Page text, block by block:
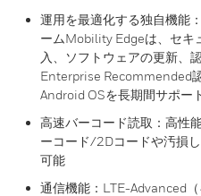
運用を最適化する独自機能
ームMobility Edgeは、セキ
入、ソフトウェアの更新、
Enterprise Recommended
Android OSを長期間サポー
高速バーコード読取：高性
ーコード/2Dコードや汚損
可能
通信機能：LTE-Advanced